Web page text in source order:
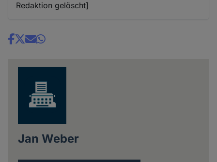
Redaktion gelöscht]
Share
Jan Weber